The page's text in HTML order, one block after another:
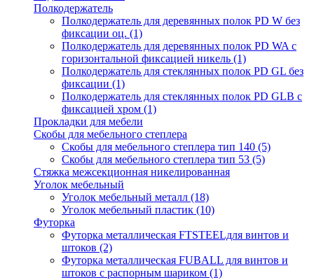
Полкодержатель
Полкодержатель для деревянных полок PD W без
фиксации оц. (1)
Полкодержатель для деревянных полок PD WA с
горизонтальной фиксацией никель (1)
Полкодержатель для стеклянных полок PD GL без
фиксации (1)
Полкодержатель для стеклянных полок PD GLВ с
фиксацией хром (1)
Прокладки для мебели
Скобы для мебельного степлера
Скобы для мебельного степлера тип 140 (5)
Скобы для мебельного степлера тип 53 (5)
Стяжка межсекционная никелированная
Уголок мебельный
Уголок мебельный металл (18)
Уголок мебельный пластик (10)
Футорка
Футорка металлическая FTSTEELдля винтов и
штоков (2)
Футорка металлическая FUBALL для винтов и
штоков с распорным шариком (1)